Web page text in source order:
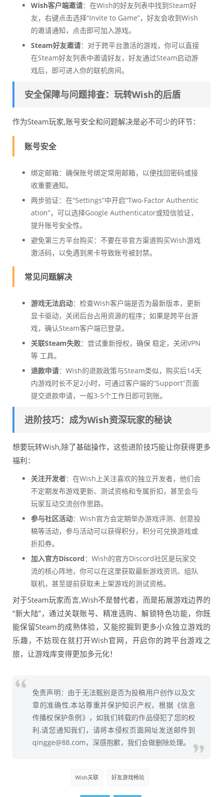
Wish客户端邀请：在Wish的好友列表中找到Steam好
友，右键点击选择“Invite to Game”，好友会收到Wish
的邀请通知，点击即可加入游戏。
Steam好友邀请：对于跨平台激活的游戏，你可以直接
在Steam好友列表中邀请好友，好友通过Steam启动游
戏后，即可进入你的联机房间。
安全保障与问题排查：玩转Wish的后盾
作为Steam玩家,账号安全和问题解决是必不可少的环节：
账号安全
绑定邮箱：确保账号绑定常用邮箱，以便找回密码或接
收重要通知。
两步验证：在“Settings”中开启“Two-Factor Authentic
ation”，可以选择Google Authenticator或短信验证，
提升账号安全性。
避免第三方平台购买：不要在非官方渠道购买Wish游戏
激活码，以免遇到黑卡导致账号被封禁。
常见问题解决
游戏无法启动：检查Wish客户端是否为最新版本，更新
显卡驱动，关闭后台占用资源的程序；如果是跨平台游
戏，确认Steam客户端已登录。
关联Steam失败：尝试重新授权，确保 稳定，关闭VPN
等 工具。
退款申请：Wish的退款政策与Steam类似，购买后14天
内游戏时长不足2小时，可通过客户端的“Support”页面
提交退款申请，一般3-5个工作日即可到账。
进阶技巧：成为Wish资深玩家的秘诀
想要玩转Wish,除了基础操作，这些进阶技巧能让你获得更多
福利：
关注开发者：在Wish上关注喜欢的独立开发者，他们会
不定期发布游戏更新、测试资格和专属折扣，甚至会与
玩家互动交流创作思路。
参与社区活动：Wish官方会定期举办游戏评测、创意投
稿等活动，参与活动可以获得积分，积分可兑换游戏或
折扣券。
加入官方Discord：Wish的官方Discord社区是玩家交
流的核心阵地，你可以在这里获取最新游戏资讯、组队
联机，甚至提前获取未上架游戏的测试资格。
对于Steam玩家而言,Wish不是替代者，而是拓展游戏边界的
“新大陆”，通过关联账号、精准选购、解锁特色功能，你既
能保留Steam的成熟体验，又能挖掘到更多小众独立游戏的
乐趣，不妨现在就打开Wish官网，开启你的跨平台游戏之
旅，让游戏库变得更加多元化！
免责声明：由于无法甄别是否为投稿用户创作以及文
章的准确性,本站尊重并保护知识产权，根据《信息
传播权保护条例》，如我们转载的作品侵犯了您的权
利,请您通知我们，请将本侵权页面网址发送邮件到
qingge@88.com，深感抱歉，我们会做删除处理。
Wish关联 好友游戏畅玩